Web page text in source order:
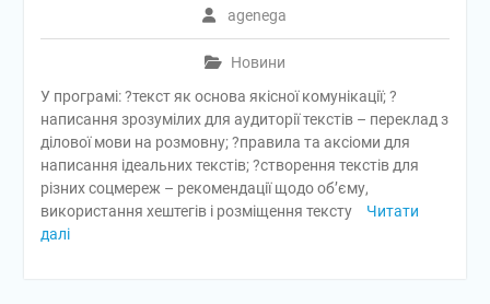
agenega
Новини
У програмі: ?текст як основа якісної комунікації; ?
написання зрозумілих для аудиторії текстів – переклад з
ділової мови на розмовну; ?правила та аксіоми для
написання ідеальних текстів; ?створення текстів для
різних соцмереж – рекомендації щодо об’єму,
використання хештегів і розміщення тексту
Читати
далі